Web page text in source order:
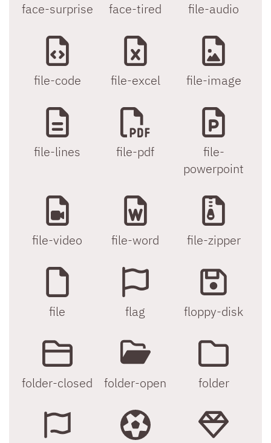
face-surprise face-tired file-audio
file-code file-excel file-image
file-lines file-pdf
file-
powerpoint
file-video file-word file-zipper
file flag floppy-disk
folder-closed folder-open folder